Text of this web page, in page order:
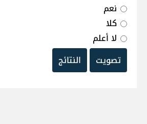
نعم
كلا
لا أعلم
تصويت
النتائج